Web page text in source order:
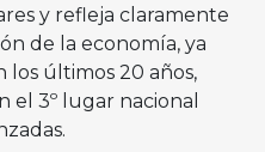
y refleja claramente
de la economía, ya
los últimos 20 años,
el 3º lugar nacional